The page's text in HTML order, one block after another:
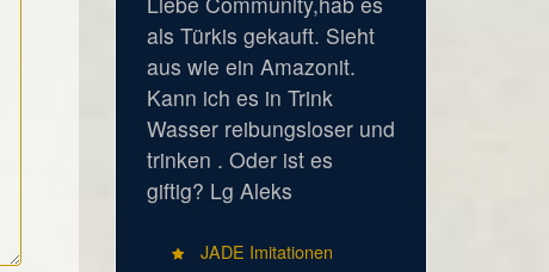
als Türkis gekauft. Sieht
aus wie ein Amazonit.
Kann ich es in Trink
Wasser reibungsloser und
trinken . Oder ist es
giftig? Lg Aleks
JADE Imitationen